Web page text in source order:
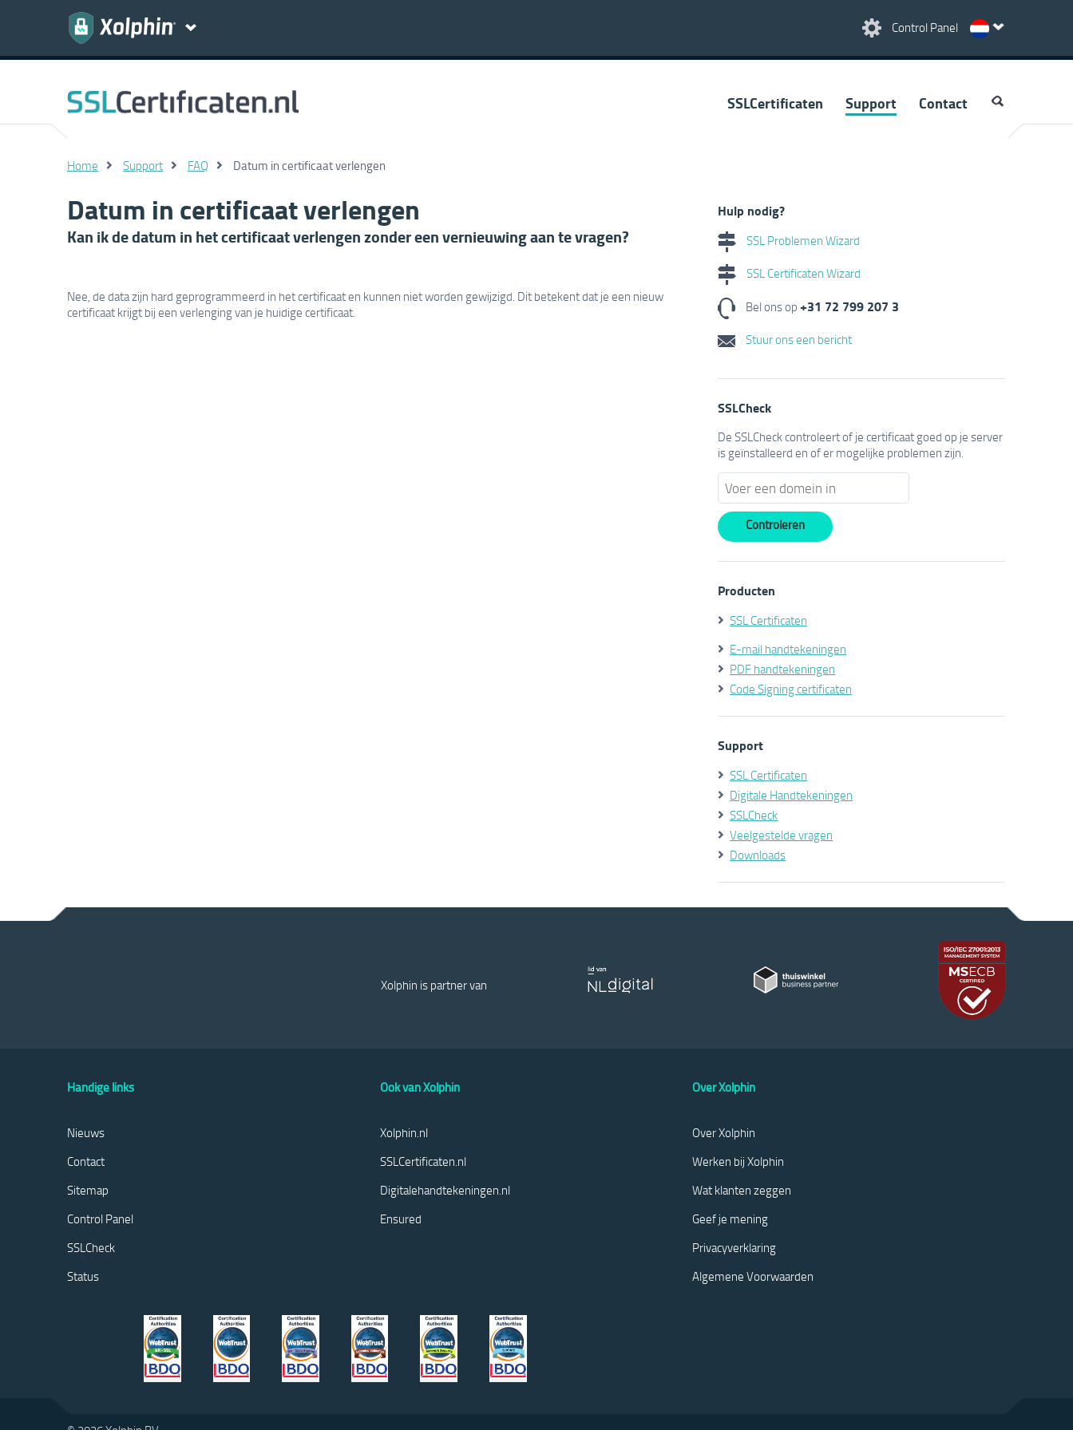
Control Panel
SSLCertificaten Support Contact
Home Support FAQ Datum in certificaat verlengen
Datum in certificaat verlengen
Kan ik de datum in het certificaat verlengen zonder een vernieuwing aan te vragen?
Nee, de data zijn hard geprogrammeerd in het certificaat en kunnen niet worden gewijzigd. Dit betekent dat je een nieuw
certificaat krijgt bij een verlenging van je huidige certificaat.
Hulp nodig?
SSL Problemen Wizard
SSL Certificaten Wizard
Bel ons op+31 72 799 207 3
Stuur ons een bericht
SSLCheck
De SSLCheck controleert of je certificaat goed op je server
is geïnstalleerd en of er mogelijke problemen zijn.
Producten
SSL Certificaten
E-mail handtekeningen
PDF handtekeningen
Code Signing certificaten
Support
SSL Certificaten
Digitale Handtekeningen
SSLCheck
Veelgestelde vragen
Downloads
Xolphin is partner van
Handige links
Nieuws
Contact
Sitemap
Control Panel
SSLCheck
Status
Ook van Xolphin
Xolphin.nl
SSLCertificaten.nl
Digitalehandtekeningen.nl
Ensured
Over Xolphin
Over Xolphin
Werken bij Xolphin
Wat klanten zeggen
Geef je mening
Privacyverklaring
Algemene Voorwaarden